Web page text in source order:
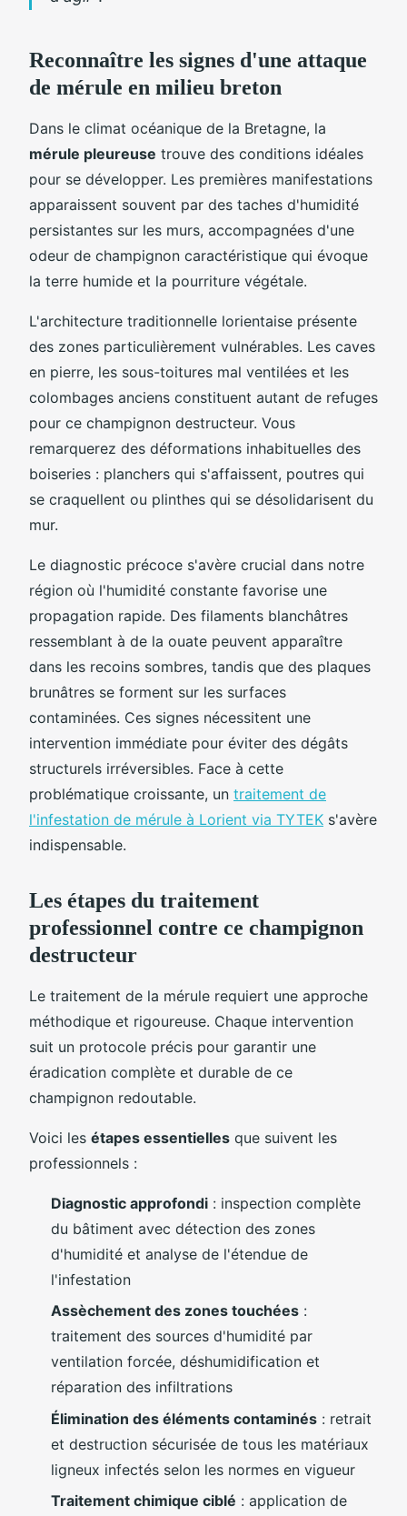
Reconnaître les signes d'une attaque
de mérule en milieu breton
Dans le climat océanique de la Bretagne, la
mérule pleureuse trouve des conditions idéales
pour se développer. Les premières manifestations
apparaissent souvent par des taches d'humidité
persistantes sur les murs, accompagnées d'une
odeur de champignon caractéristique qui évoque
la terre humide et la pourriture végétale.
L'architecture traditionnelle lorientaise présente
des zones particulièrement vulnérables. Les caves
en pierre, les sous-toitures mal ventilées et les
colombages anciens constituent autant de refuges
pour ce champignon destructeur. Vous
remarquerez des déformations inhabituelles des
boiseries : planchers qui s'affaissent, poutres qui
se craquellent ou plinthes qui se désolidarisent du
mur.
Le diagnostic précoce s'avère crucial dans notre
région où l'humidité constante favorise une
propagation rapide. Des filaments blanchâtres
ressemblant à de la ouate peuvent apparaître
dans les recoins sombres, tandis que des plaques
brunâtres se forment sur les surfaces
contaminées. Ces signes nécessitent une
intervention immédiate pour éviter des dégâts
structurels irréversibles. Face à cette
problématique croissante, un traitement de
l'infestation de mérule à Lorient via TYTEK s'avère
indispensable.
Les étapes du traitement
professionnel contre ce champignon
destructeur
Le traitement de la mérule requiert une approche
méthodique et rigoureuse. Chaque intervention
suit un protocole précis pour garantir une
éradication complète et durable de ce
champignon redoutable.
Voici les étapes essentielles que suivent les
professionnels :
Diagnostic approfondi : inspection complète
du bâtiment avec détection des zones
d'humidité et analyse de l'étendue de
l'infestation
Assèchement des zones touchées :
traitement des sources d'humidité par
ventilation forcée, déshumidification et
réparation des infiltrations
Élimination des éléments contaminés : retrait
et destruction sécurisée de tous les matériaux
ligneux infectés selon les normes en vigueur
Traitement chimique ciblé : application de